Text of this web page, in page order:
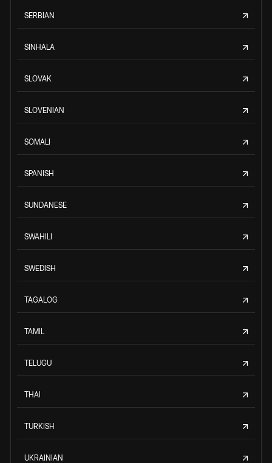
SERBIAN
SINHALA
SLOVAK
SLOVENIAN
SOMALI
SPANISH
SUNDANESE
SWAHILI
SWEDISH
TAGALOG
TAMIL
TELUGU
THAI
TURKISH
UKRAINIAN